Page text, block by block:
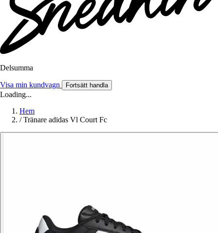
Delsumma
Visa min kundvagn Fortsätt handla
Loading...
Hem
/ Tränare adidas Vl Court Fc